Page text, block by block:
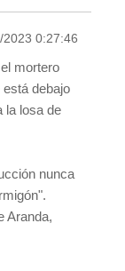
2023 0:27:46
mortero
debajo
la losa de
nunca
Aranda,